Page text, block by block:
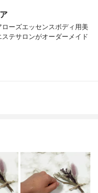
ズエッセンスボディ用美
サロンがオーダーメイド